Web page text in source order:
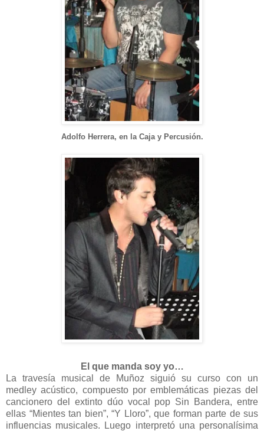
Adolfo Herrera, en la Caja y Percusión.
El que mandasoy yo…
La travesía musical de Muñoz siguió su curso con un
medley acústico, compuesto por emblemáticas piezas del
cancionero del extinto dúo vocal pop Sin Bandera, entre
ellas “Mientes tan bien”, “Y Lloro”, que forman parte de sus
influencias musicales. Luego interpretó una personalísima